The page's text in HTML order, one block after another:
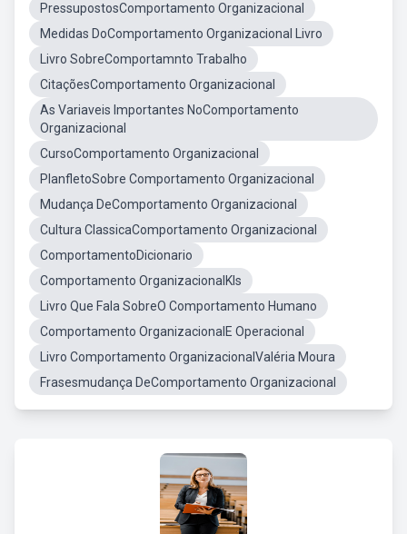
PressupostosComportamento Organizacional
Medidas DoComportamento Organizacional Livro
Livro SobreComportamnto Trabalho
CitaçõesComportamento Organizacional
As Variaveis Importantes NoComportamento
Organizacional
CursoComportamento Organizacional
PlanfletoSobre Comportamento Organizacional
Mudança DeComportamento Organizacional
Cultura ClassicaComportamento Organizacional
ComportamentoDicionario
Comportamento OrganizacionalKls
Livro Que Fala SobreO Comportamento Humano
Comportamento OrganizacionalE Operacional
Livro Comportamento OrganizacionalValéria Moura
Frasesmudança DeComportamento Organizacional